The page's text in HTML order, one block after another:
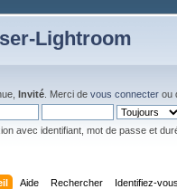
Lightroom
Invité . Merci de vous connecter ou
avec identifiant, mot de passe et
Aide Rechercher Identifiez-vous